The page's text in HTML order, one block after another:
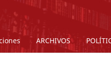
ARCHIVOS